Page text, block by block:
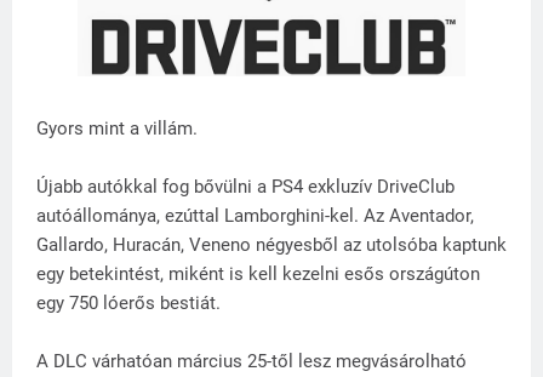
Gyors mint a villám.
Újabb autókkal fog bővülni a PS4 exkluzív DriveClub
autóállománya, ezúttal Lamborghini-kel. Az Aventador,
Gallardo, Huracán, Veneno négyesből az utolsóba kaptunk
egy betekintést, miként is kell kezelni esős országúton
egy 750 lóerős bestiát.
A DLC várhatóan március 25-től lesz megvásárolható